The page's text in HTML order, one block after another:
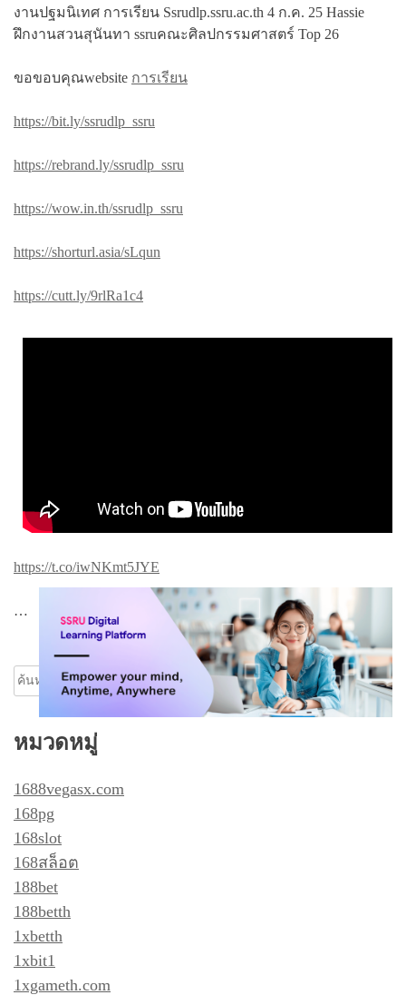
งานปฐมนิเทศ การเรียน Ssrudlp.ssru.ac.th 4 ก.ค. 25 Hassie
ฝึกงานสวนสุนันทา ssruคณะศิลปกรรมศาสตร์ Top 26
ขอขอบคุณwebsite การเรียน
https://bit.ly/ssrudlp_ssru
https://rebrand.ly/ssrudlp_ssru
https://wow.in.th/ssrudlp_ssru
https://shorturl.asia/sLqun
https://cutt.ly/9rlRa1c4
https://t.co/iwNKmt5JYE
…
ค้นหา
หมวดหมู่
1688vegasx.com
168pg
168slot
168สล็อต
188bet
188betth
1xbetth
1xbit1
1xgameth.com